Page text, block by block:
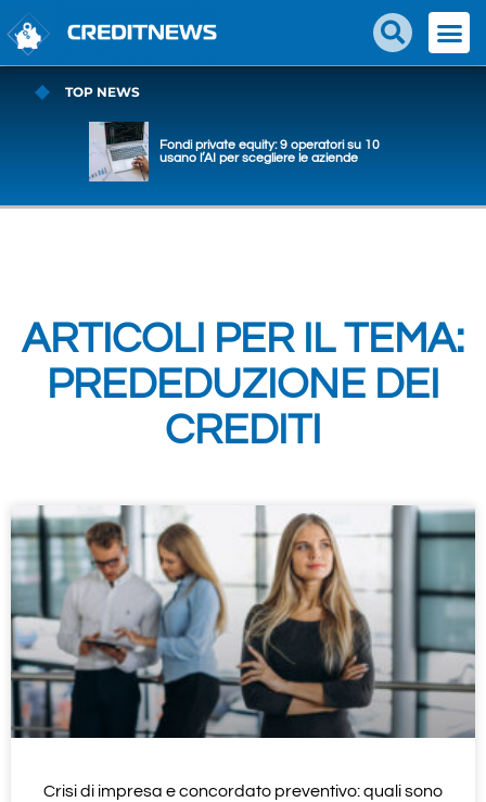
TOP NEWS
Fondi private equity: 9 operatori su 10
usano l’AI per scegliere le aziende
ARTICOLI PER IL TEMA:
PREDEDUZIONE DEI
CREDITI
Crisi di impresa e concordato preventivo: quali sono